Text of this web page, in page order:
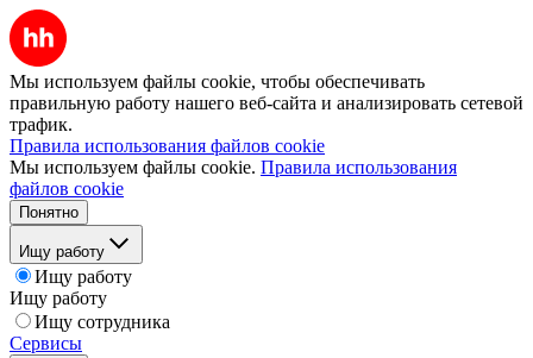
Мы используем файлы cookie, чтобы обеспечивать
правильную работу нашего веб-сайта и анализировать сетевой
трафик.
Правила использования файлов cookie
Мы используем файлы cookie. Правила использования
файлов cookie
Понятно
Ищу работу
Ищу работу
Ищу работу
Ищу сотрудника
Сервисы